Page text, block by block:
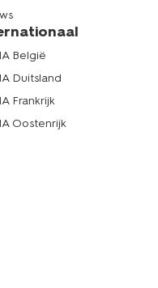
België
Duitsland
Frankrijk
Oostenrijk